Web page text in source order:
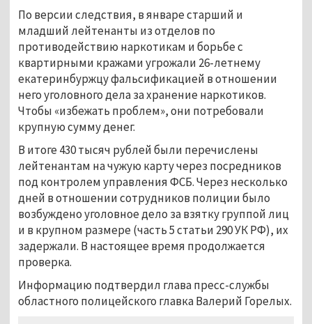
По версии следствия, в январе старший и
младший лейтенанты из отделов по
противодействию наркотикам и борьбе с
квартирными кражами угрожали 26-летнему
екатеринбуржцу фальсификацией в отношении
него уголовного дела за хранение наркотиков.
Чтобы «избежать проблем», они потребовали
крупную сумму денег.
В итоге 430 тысяч рублей были перечислены
лейтенантам на чужую карту через посредников
под контролем управления ФСБ. Через несколько
дней в отношении сотрудников полиции было
возбуждено уголовное дело за взятку группой лиц
и в крупном размере (часть 5 статьи 290 УК РФ), их
задержали. В настоящее время продолжается
проверка.
Информацию подтвердил глава пресс-службы
областного полицейского главка Валерий Горелых.